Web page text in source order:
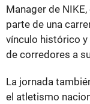
Manager de
parte de una
vínculo histórico
de corredores a
La jornada
el atletismo